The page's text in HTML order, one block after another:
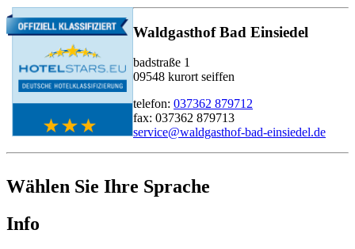
Waldgasthof Bad Einsiedel
badstraße 1
09548 kurort seiffen
telefon: 037362 879712
fax: 037362 879713
service@waldgasthof-bad-einsiedel.de
Wählen Sie Ihre Sprache
Info